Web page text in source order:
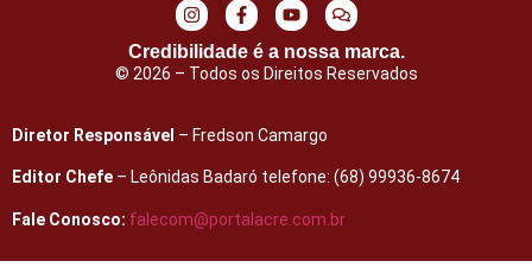
Credibilidade é a nossa marca.
© 2026 – Todos os Direitos Reservados
Diretor Responsável – Fredson Camargo
Editor Chefe – Leônidas Badaró telefone: (68) 99936-8674
Fale Conosco: falecom@portalacre.com.br